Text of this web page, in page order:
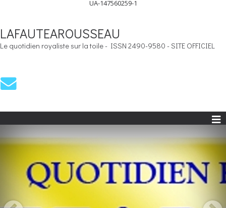
UA-147560259-1
LAFAUTEAROUSSEAU
Le quotidien royaliste sur la toile - ISSN 2490-9580 - SITE OFFICIEL